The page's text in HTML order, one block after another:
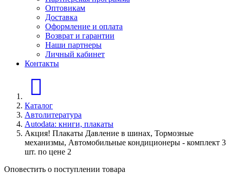
Оптовикам
Доставка
Оформление и оплата
Возврат и гарантии
Наши партнеры
Личный кабинет
Контакты
Каталог
Автолитература
Autodata: книги, плакаты
Акция! Плакаты Давление в шинах, Тормозные
механизмы, Автомобильные кондиционеры - комплект 3
шт. по цене 2
Оповестить о поступлении товара